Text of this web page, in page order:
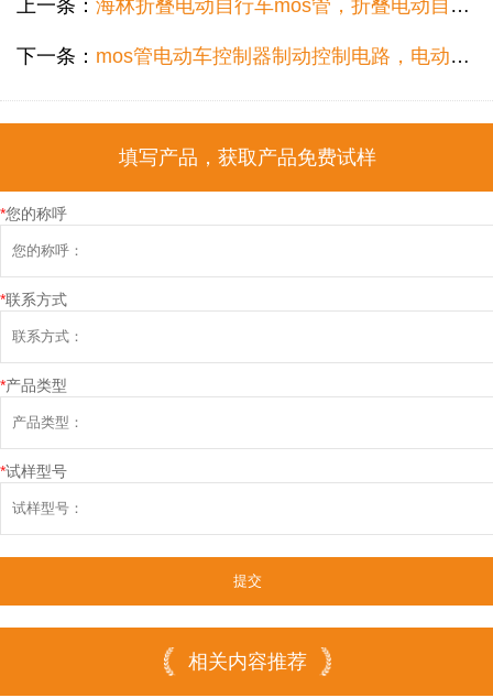
上一条： 海林折叠电动自行车mos管，折叠电动自行车专用低压mos管工厂怎么选？
下一条： mos管电动车控制器制动控制电路，电动车控制器制动控制电路低内阻mos管工厂怎么选？
填写产品，获取产品免费试样
*您的称呼
*联系方式
*产品类型
*试样型号
相关内容推荐